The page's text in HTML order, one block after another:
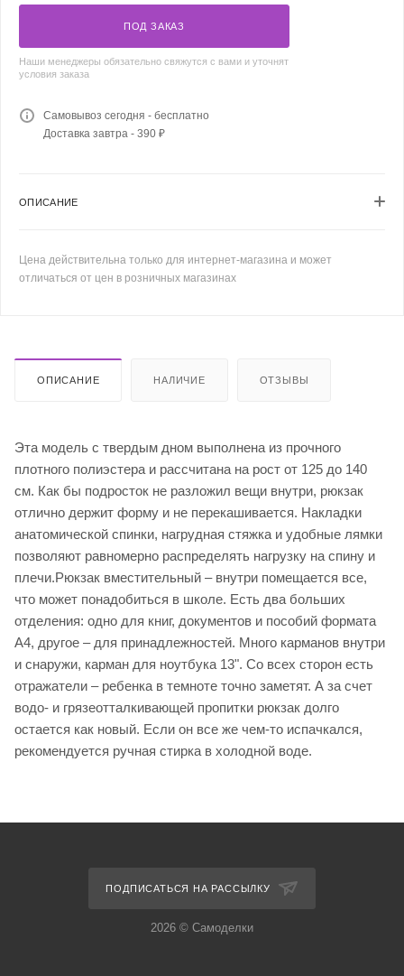
ПОД ЗАКАЗ
Наши менеджеры обязательно свяжутся с вами и уточнят
условия заказа
Самовывоз сегодня - бесплатно
Доставка завтра - 390 ₽
ОПИСАНИЕ
Цена действительна только для интернет-магазина и может
отличаться от цен в розничных магазинах
ОПИСАНИЕ НАЛИЧИЕ ОТЗЫВЫ
Эта модель с твердым дном выполнена из прочного
плотного полиэстера и рассчитана на рост от 125 до 140
см. Как бы подросток не разложил вещи внутри, рюкзак
отлично держит форму и не перекашивается. Накладки
анатомической спинки, нагрудная стяжка и удобные лямки
позволяют равномерно распределять нагрузку на спину и
плечи.Рюкзак вместительный – внутри помещается все,
что может понадобиться в школе. Есть два больших
отделения: одно для книг, документов и пособий формата
А4, другое – для принадлежностей. Много карманов внутри
и снаружи, карман для ноутбука 13". Со всех сторон есть
отражатели – ребенка в темноте точно заметят. А за счет
водо- и грязеотталкивающей пропитки рюкзак долго
остается как новый. Если он все же чем-то испачкался,
рекомендуется ручная стирка в холодной воде.
ПОДПИСАТЬСЯ НА РАССЫЛКУ
2026 © Самоделки